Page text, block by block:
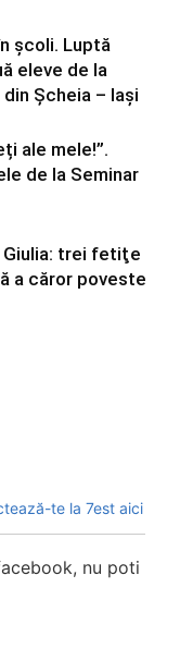
școli. Luptă
eleve de la
Șcheia – Iași
ale mele!”.
de la Seminar
Giulia: trei fetiţe
a căror poveste
te la 7est aici
nu poti